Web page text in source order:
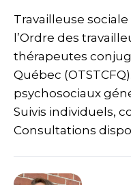
Travailleuse
l’Ordre des
thérapeutes
Québec
psychosociaux
Suivis individuels,
Consultations